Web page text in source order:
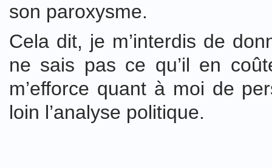
son paroxysme.
Cela dit, je m’interdis de
ne sais pas ce qu’il en
m’efforce quant à moi de
loin l’analyse politique.